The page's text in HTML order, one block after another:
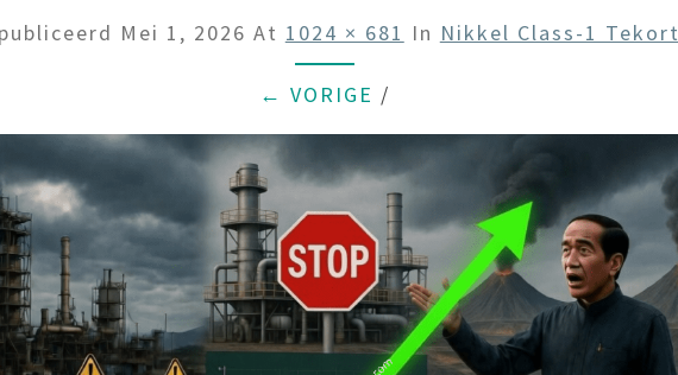
Mei 1, 2026 At 1024 × 681 In Nikkel Class-1 Tekort
← VORIGE /